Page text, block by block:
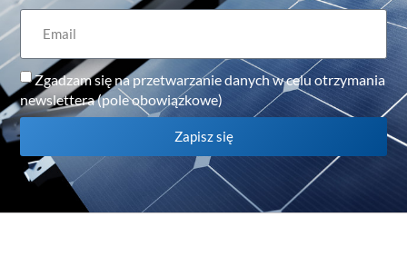
Zgadzam się na przetwarzanie danych w celu otrzymania
newslettera (pole obowiązkowe)
Zapisz się